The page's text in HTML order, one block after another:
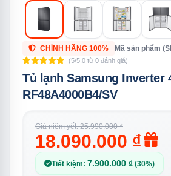
CHÍNH HÃNG 100% Mã sản phẩm
(5/5.0 từ 0 đánh giá)
Tủ lạnh Samsung Inverter
RF48A4000B4/SV
Giá niêm yết: 25.990.000 ₫
18.090.000 ₫
Tiết kiệm: 7.900.000 ₫ (30%)